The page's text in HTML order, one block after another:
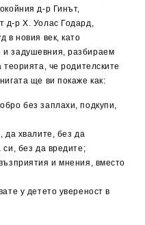
д-р Гинът,
д-р Х. Уолас Годард,
в новия век, като
и задушевния, разбираем
че родителските
ще ви покаже как:
без заплахи, подкупи,
да хвалите, без да
си, без да вредите;
и мнения, вместо
у детето увереност в